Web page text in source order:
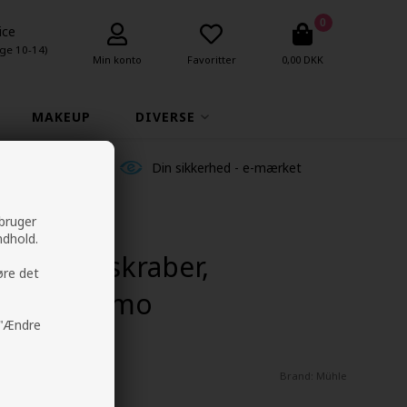
det
10-14)
Min konto Favoritter
0
0,00 DKK
MAKEUP DIVERSE
Din sikkerhed - e-mærket
DE-skraber,
- Rytmo
Brand: Mühle